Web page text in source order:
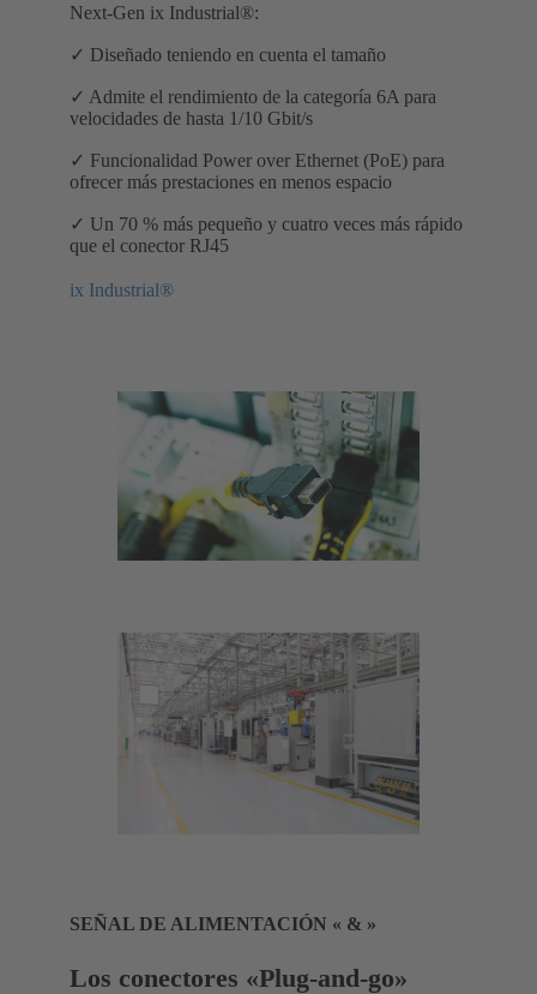
Next-Gen ix Industrial®:
✓ Diseñado teniendo en cuenta el tamaño
✓ Admite el rendimiento de la categoría 6A para
velocidades de hasta 1/10 Gbit/s
✓ Funcionalidad Power over Ethernet (PoE) para
ofrecer más prestaciones en menos espacio
✓ Un 70 % más pequeño y cuatro veces más rápido
que el conector RJ45
ix Industrial®
SEÑAL DE ALIMENTACIÓN « & »
Los conectores «Plug-and-go»